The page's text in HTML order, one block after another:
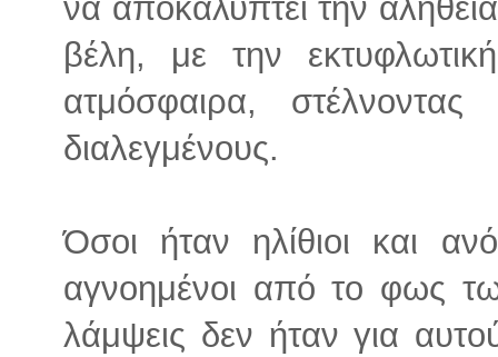
να αποκαλύπτει την
βέλη, με την
ατμόσφαιρα,
διαλεγμένους.
Όσοι ήταν ηλίθιοι και
αγνοημένοι από το φως
λάμψεις δεν ήταν για